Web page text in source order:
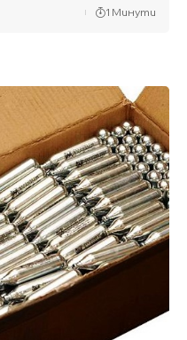
1 Минути